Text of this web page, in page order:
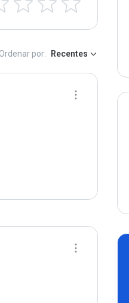
por: Recentes